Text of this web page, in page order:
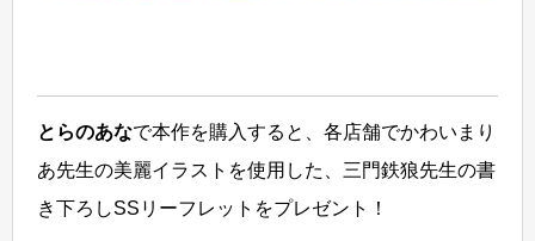
とらのあなで本作を購入すると、各店舗でかわいまり
あ先生の美麗イラストを使用した、三門鉄狼先生の書
き下ろしSSリーフレットをプレゼント！